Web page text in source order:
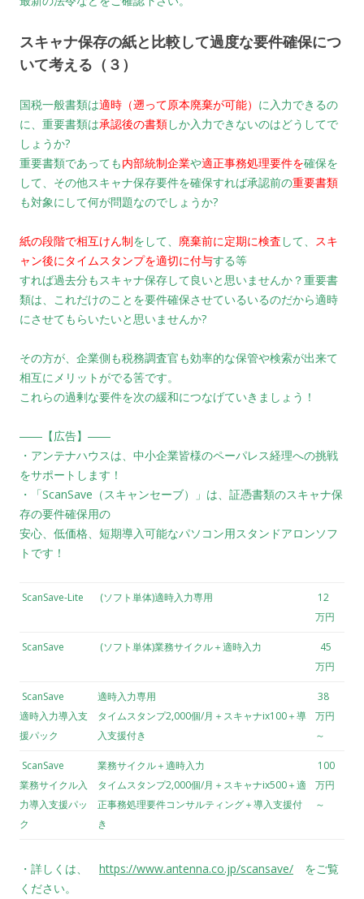
スキャナ保存の紙と比較して過度な要件確保につ
いて考える（３）
国税一般書類は適時（遡って原本廃棄が可能） に入力できるの
に、重要書類は承認後の書類しか入力できないのはどうしてで
しょうか?
重要書類であっても内部統制企業や適正事務処理要件を確保を
して、その他スキャナ保存要件を確保すれば承認前の重要書類
も対象にして何が問題なのでしょうか?
紙の段階で相互けん制をして、 廃棄前に定期に検査 して、 スキ
ャン後にタイムスタンプを適切に付与する等
すれば過去分もスキャナ保存して良いと思いませんか？重要書
類は、これだけのことを要件確保させているいるのだから適時
にさせてもらいたいと思いませんか?
その方が、企業側も税務調査官も効率的な保管や検索が出来て
相互にメリットがでる筈です。
これらの過剰な要件を次の緩和につなげていきましょう！
――【広告】――
・アンテナハウスは、中小企業皆様のペーパレス経理への挑戦
をサポートします！
・「ScanSave（スキャンセーブ）」は、証憑書類のスキャナ保
存の要件確保用の
安心、低価格、短期導入可能なパソコン用スタンドアロンソフ
トです！
ScanSave-Lite (ソフト単体)適時入力専用
12
万円
ScanSave (ソフト単体)業務サイクル＋適時入力
45
万円
ScanSave
適時入力導入支
援パック
適時入力専用
タイムスタンプ2,000個/月＋スキャナix100＋導
入支援付き
38
万円
～
ScanSave
業務サイクル入
力導入支援パッ
ク
業務サイクル＋適時入力
タイムスタンプ2,000個/月＋スキャナix500＋適
正事務処理要件コンサルティング＋導入支援付
き
100
万円
～
・詳しくは、 https://www.antenna.co.jp/scansave/ をご覧
ください。